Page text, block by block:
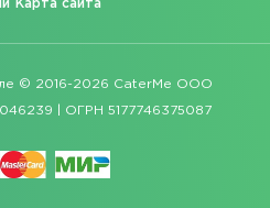
Карта сайта
© 2016-2026 CaterMe ООО
| ОГРН 5177746375087